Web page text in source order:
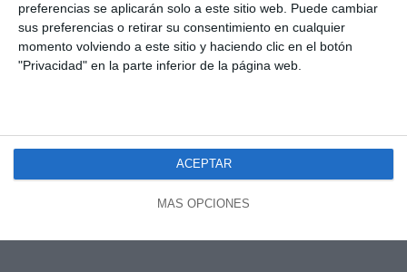
preferencias se aplicarán solo a este sitio web. Puede cambiar
sus preferencias o retirar su consentimiento en cualquier
momento volviendo a este sitio y haciendo clic en el botón
"Privacidad" en la parte inferior de la página web.
MÁS OPCIONES
ACEPTAR